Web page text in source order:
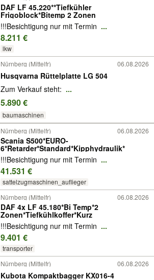
DAF LF 45.220**Tiefkühler
Frigoblock*Bitemp 2 Zonen
!!!Besichtigung nur mit Termin ...
8.211 €
lkw
Nürnberg (Mittelfr) 06.08.2026
Husqvarna Rüttelplatte LG 504
Zum Verkauf steht: ...
5.890 €
baumaschinen
Nürnberg (Mittelfr) 06.08.2026
Scania S500*EURO-
6*Retarder*Standard*Kipphydraulik*
!!!Besichtigung nur mit Termin ...
41.531 €
sattelzugmaschinen_auflieger
Nürnberg (Mittelfr) 06.08.2026
DAF 4x LF 45.180*Bi Temp*2
Zonen*Tiefkühlkoffer*Kurz
!!!Besichtigung nur mit Termin ...
9.401 €
transporter
Nürnberg (Mittelfr) 06.08.2026
Kubota Kompaktbagger KX016-4